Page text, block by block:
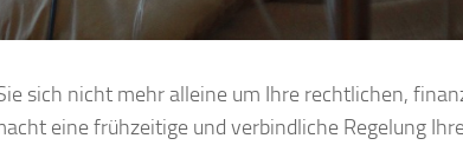
sich nicht mehr alleine um Ihre rechtlichen,
eine frühzeitige und verbindliche Regelung